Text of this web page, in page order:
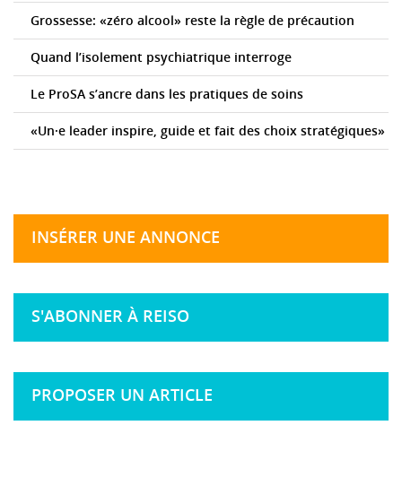
Grossesse: «zéro alcool» reste la règle de précaution
Quand l’isolement psychiatrique interroge
Le ProSA s’ancre dans les pratiques de soins
«Un·e leader inspire, guide et fait des choix stratégiques»
INSÉRER UNE ANNONCE
S'ABONNER À REISO
PROPOSER UN ARTICLE